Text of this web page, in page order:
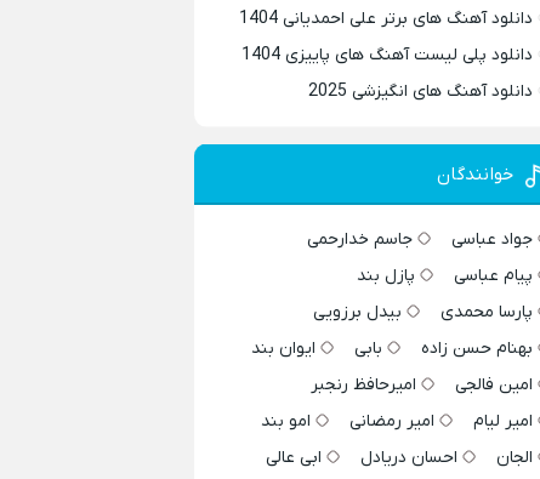
دانلود آهنگ های برتر علی احمدیانی 1404
دانلود پلی لیست آهنگ های پاییزی 1404
دانلود آهنگ های انگیزشی 2025
خوانندگان
جواد عباسی
جاسم خدارحمی
پیام عباسی
پازل بند
پارسا محمدی
بیدل برزویی
بهنام حسن زاده
بابی
ایوان بند
امین فالجی
امیرحافظ رنجبر
امیر لیام
امیر رمضانی
امو بند
الجان
احسان دریادل
ابی عالی